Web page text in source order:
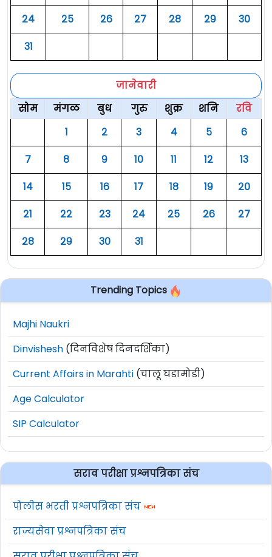
२४
२५ २६ २७ २८ २९
३०
३१
जानेवारी
सोम
मंगळ बुध गुरु शुक्र शनि
रवि
१
२ ३ ४ ५
६
७
८ ९ १० ११ १२
१३
१४
१५ १६ १७ १८ १९
२०
२१
२२ २३ २४ २५ २६
२७
२८
२९ ३० ३१
Trending Topics
Majhi Naukri
Dinvishesh (दिनविशेष दिनदर्शिका)
Current Affairs in Marahti (चालू घडामोडी)
Age Calculator
SIP Calculator
सराव परीक्षा प्रश्नपत्रिका संच
पोलीस भरती प्रश्नपत्रिका संच
राज्यसेवा प्रश्नपत्रिका संच